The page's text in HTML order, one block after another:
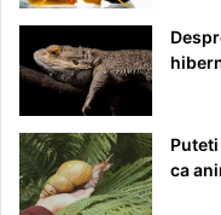
ca